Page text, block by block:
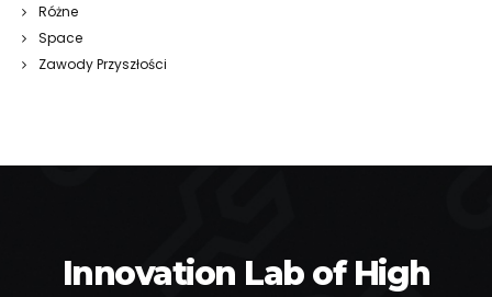
Różne
Space
Zawody Przyszłości
Innovation Lab of High